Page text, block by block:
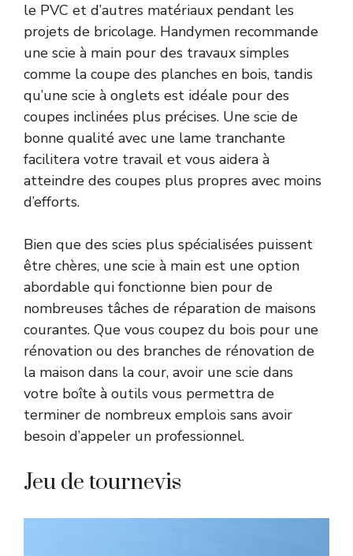
le PVC et d’autres matériaux pendant les
projets de bricolage. Handymen recommande
une scie à main pour des travaux simples
comme la coupe des planches en bois, tandis
qu’une scie à onglets est idéale pour des
coupes inclinées plus précises. Une scie de
bonne qualité avec une lame tranchante
facilitera votre travail et vous aidera à
atteindre des coupes plus propres avec moins
d’efforts.
Bien que des scies plus spécialisées puissent
être chères, une scie à main est une option
abordable qui fonctionne bien pour de
nombreuses tâches de réparation de maisons
courantes. Que vous coupez du bois pour une
rénovation ou des branches de rénovation de
la maison dans la cour, avoir une scie dans
votre boîte à outils vous permettra de
terminer de nombreux emplois sans avoir
besoin d’appeler un professionnel.
Jeu de tournevis